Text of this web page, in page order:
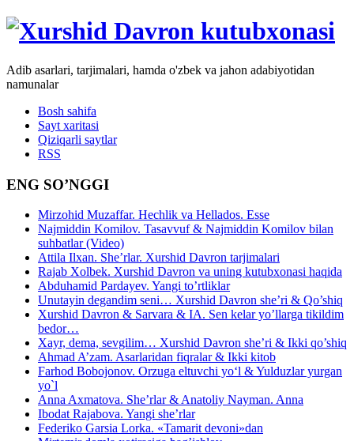
Adib asarlari, tarjimalari, hamda o'zbek va jahon adabiyotidan
namunalar
Bosh sahifa
Sayt xaritasi
Qiziqarli saytlar
RSS
ENG SO’NGGI
Mirzohid Muzaffar. Hechlik va Hellados. Esse
Najmiddin Komilov. Tasavvuf & Najmiddin Komilov bilan
suhbatlar (Video)
Attila Ilxan. She’rlar. Xurshid Davron tarjimalari
Rajab Xolbek. Xurshid Davron va uning kutubxonasi haqida
Abduhamid Pardayev. Yangi to’rtliklar
Unutayin degandim seni… Xurshid Davron she’ri & Qo’shiq
Xurshid Davron & Sarvara & IA. Sen kelar yo’llarga tikildim
bedor…
Xayr, dema, sevgilim… Xurshid Davron she’ri & Ikki qo’shiq
Ahmad A’zam. Asarlaridan fiqralar & Ikki kitob
Farhod Bobojonov. Orzuga eltuvchi yo‘l & Yulduzlar yurgan
yo`l
Anna Axmatova. She’rlar & Anatoliy Nayman. Anna
Ibodat Rajabova. Yangi she’rlar
Federiko Garsia Lorka. «Tamarit devoni»dan